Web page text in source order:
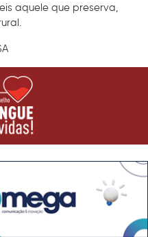
aquele que preserva,